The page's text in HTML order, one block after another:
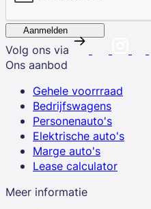
Aanmelden
Volg ons via
Ons aanbod
Gehele voorrraad
Bedrijfswagens
Personenauto's
Elektrische auto's
Marge auto's
Lease calculator
Meer informatie